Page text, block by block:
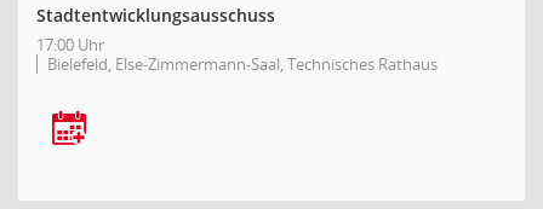
Stadtentwicklungsausschuss
17:00 Uhr
Bielefeld, Else-Zimmermann-Saal, Technisches Rathaus